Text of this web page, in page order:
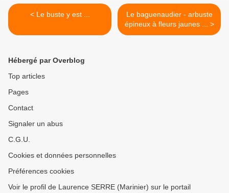
< Le buste y est ...
Le baguenaudier - arbuste
épineux à fleurs jaunes ... >
Hébergé par Overblog
Top articles
Pages
Contact
Signaler un abus
C.G.U.
Cookies et données personnelles
Préférences cookies
Voir le profil de Laurence SERRE (Marinier) sur le portail